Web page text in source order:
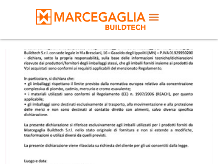
Regolamento (UE) 2025/40
– PPWR